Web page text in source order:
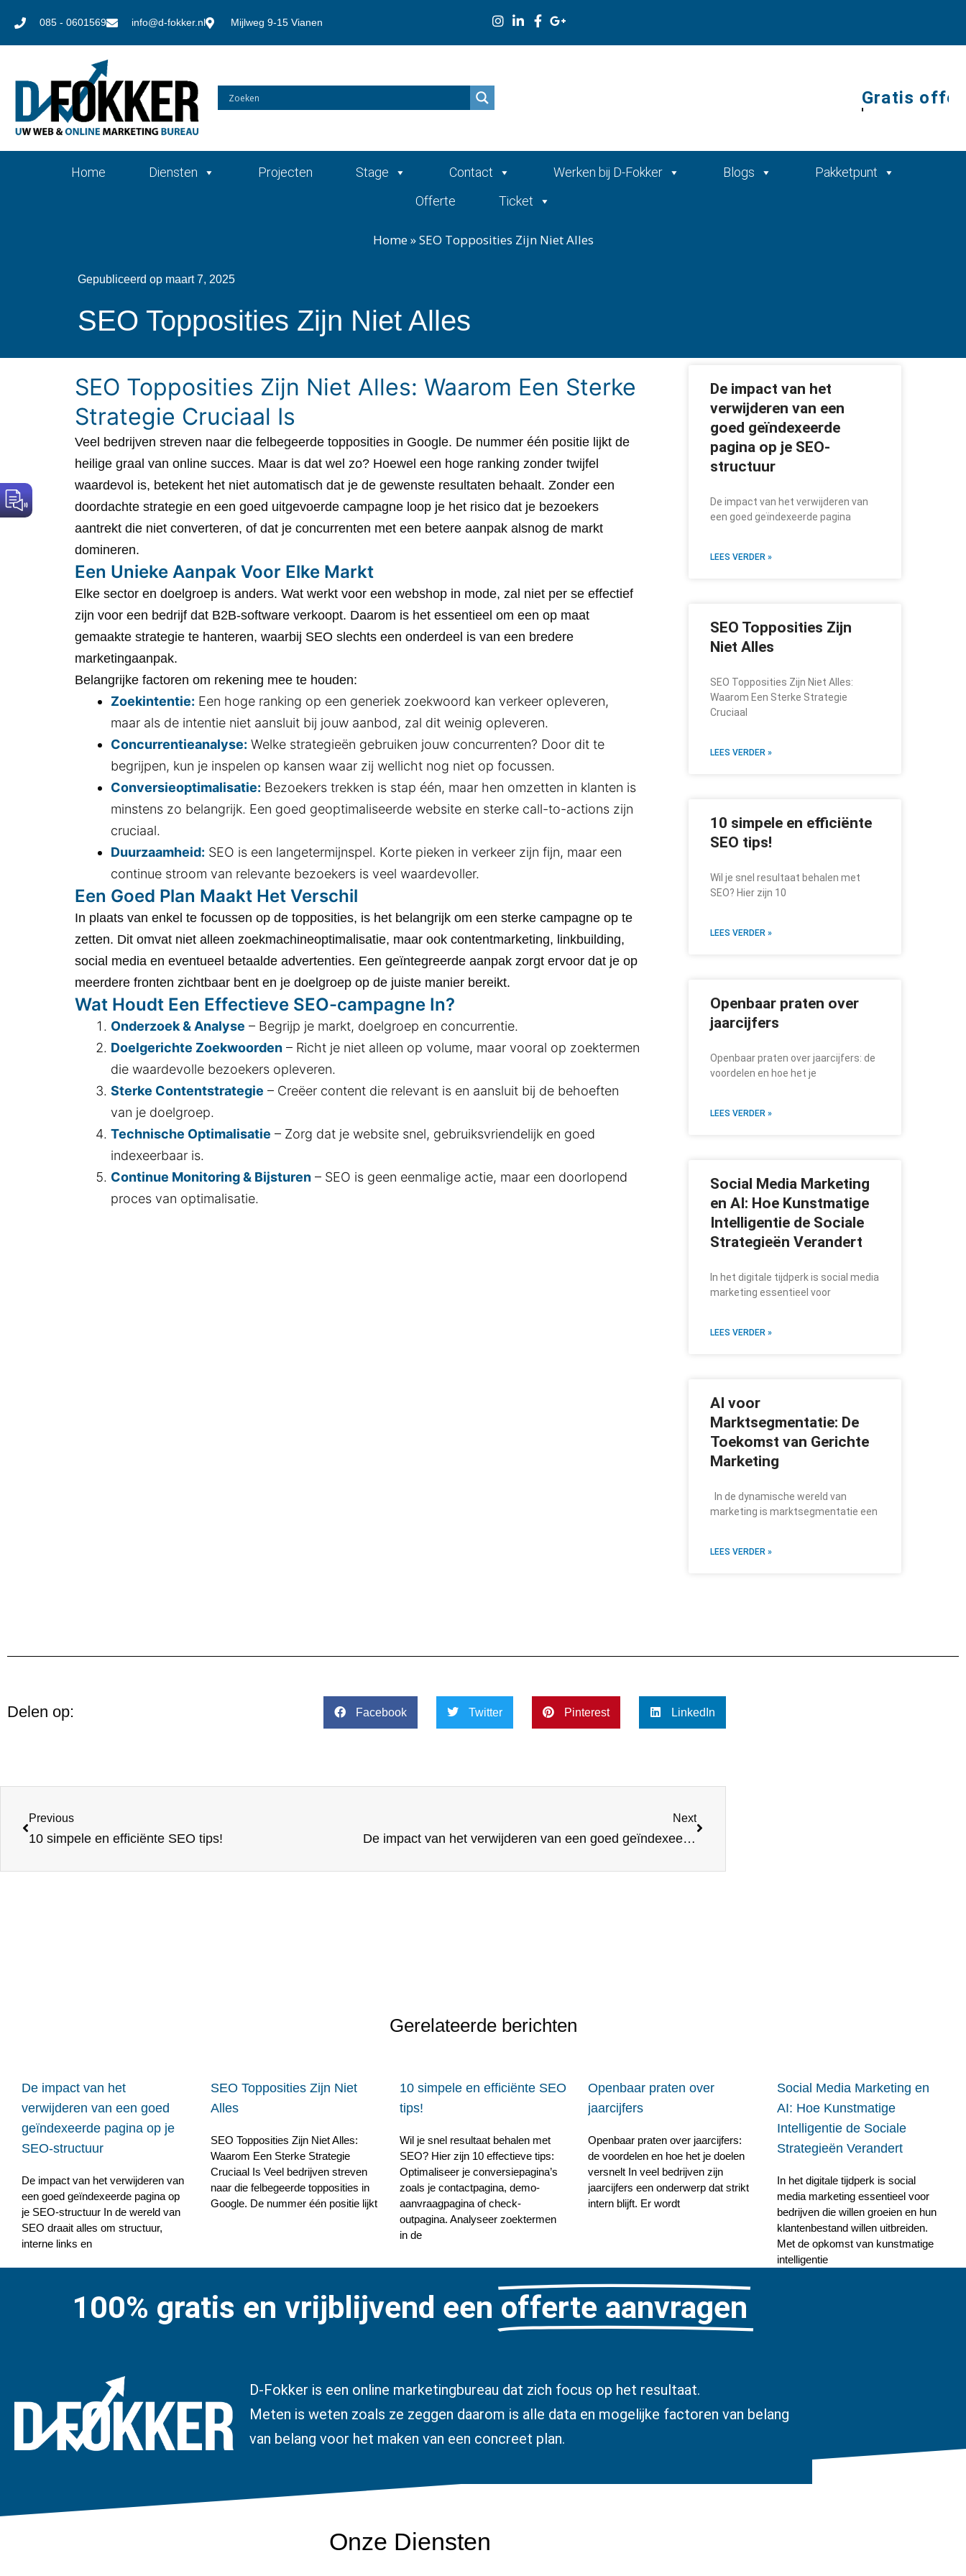
085 - 0601569 info@d-fokker.nl Mijlweg 9-15 Vianen
Gratis offerte
Home Diensten Projecten Stage Contact Werken bij D-Fokker Blogs
Pakketpunt
Offerte
Ticket
Home»SEO Topposities Zijn Niet Alles
Gepubliceerd op maart 7, 2025
SEO Topposities Zijn Niet Alles
SEO Topposities Zijn Niet Alles: Waarom Een Sterke
Strategie Cruciaal Is
Veel bedrijven streven naar die felbegeerde topposities in Google. De nummer één positie lijkt de
heilige graal van online succes. Maar is dat wel zo? Hoewel een hoge ranking zonder twijfel
waardevol is, betekent het niet automatisch dat je de gewenste resultaten behaalt. Zonder een
doordachte strategie en een goed uitgevoerde campagne loop je het risico dat je bezoekers
aantrekt die niet converteren, of dat je concurrenten met een betere aanpak alsnog de markt
domineren.
Een Unieke Aanpak Voor Elke Markt
Elke sector en doelgroep is anders. Wat werkt voor een webshop in mode, zal niet per se effectief
zijn voor een bedrijf dat B2B-software verkoopt. Daarom is het essentieel om een op maat
gemaakte strategie te hanteren, waarbij SEO slechts een onderdeel is van een bredere
marketingaanpak.
Belangrijke factoren om rekening mee te houden:
Zoekintentie: Een hoge ranking op een generiek zoekwoord kan verkeer opleveren,
maar als de intentie niet aansluit bij jouw aanbod, zal dit weinig opleveren.
Concurrentieanalyse: Welke strategieën gebruiken jouw concurrenten? Door dit te
begrijpen, kun je inspelen op kansen waar zij wellicht nog niet op focussen.
Conversieoptimalisatie: Bezoekers trekken is stap één, maar hen omzetten in klanten is
minstens zo belangrijk. Een goed geoptimaliseerde website en sterke call-to-actions zijn
cruciaal.
Duurzaamheid: SEO is een langetermijnspel. Korte pieken in verkeer zijn fijn, maar een
continue stroom van relevante bezoekers is veel waardevoller.
Een Goed Plan Maakt Het Verschil
In plaats van enkel te focussen op de topposities, is het belangrijk om een sterke campagne op te
zetten. Dit omvat niet alleen zoekmachineoptimalisatie, maar ook contentmarketing, linkbuilding,
social media en eventueel betaalde advertenties. Een geïntegreerde aanpak zorgt ervoor dat je op
meerdere fronten zichtbaar bent en je doelgroep op de juiste manier bereikt.
Wat Houdt Een Effectieve SEO-campagne In?
Onderzoek & Analyse – Begrijp je markt, doelgroep en concurrentie.
Doelgerichte Zoekwoorden – Richt je niet alleen op volume, maar vooral op zoektermen
die waardevolle bezoekers opleveren.
Sterke Contentstrategie – Creëer content die relevant is en aansluit bij de behoeften
van je doelgroep.
Technische Optimalisatie – Zorg dat je website snel, gebruiksvriendelijk en goed
indexeerbaar is.
Continue Monitoring & Bijsturen – SEO is geen eenmalige actie, maar een doorlopend
proces van optimalisatie.
De impact van het
verwijderen van een
goed geïndexeerde
pagina op je SEO-
structuur
De impact van het verwijderen van
een goed geïndexeerde pagina
LEES VERDER »
SEO Topposities Zijn
Niet Alles
SEO Topposities Zijn Niet Alles:
Waarom Een Sterke Strategie
Cruciaal
LEES VERDER »
10 simpele en efficiënte
SEO tips!
Wil je snel resultaat behalen met
SEO? Hier zijn 10
LEES VERDER »
Openbaar praten over
jaarcijfers
Openbaar praten over jaarcijfers: de
voordelen en hoe het je
LEES VERDER »
Social Media Marketing
en AI: Hoe Kunstmatige
Intelligentie de Sociale
Strategieën Verandert
In het digitale tijdperk is social media
marketing essentieel voor
LEES VERDER »
AI voor
Marktsegmentatie: De
Toekomst van Gerichte
Marketing
In de dynamische wereld van
marketing is marktsegmentatie een
LEES VERDER »
Delen op: Facebook Twitter Pinterest LinkedIn
Previous
10 simpele en efficiënte SEO tips!
Next
De impact van het verwijderen van een goed geïndexeerde pagina op je SEO-structuur
Gerelateerde berichten
De impact van het
verwijderen van een goed
geïndexeerde pagina op je
SEO-structuur
De impact van het verwijderen van
een goed geïndexeerde pagina op
je SEO-structuur In de wereld van
SEO draait alles om structuur,
interne links en
SEO Topposities Zijn Niet
Alles
SEO Topposities Zijn Niet Alles:
Waarom Een Sterke Strategie
Cruciaal Is Veel bedrijven streven
naar die felbegeerde topposities in
Google. De nummer één positie lijkt
10 simpele en efficiënte SEO
tips!
Wil je snel resultaat behalen met
SEO? Hier zijn 10 effectieve tips:
Optimaliseer je conversiepagina’s
zoals je contactpagina, demo-
aanvraagpagina of check-
outpagina. Analyseer zoektermen
in de
Openbaar praten over
jaarcijfers
Openbaar praten over jaarcijfers:
de voordelen en hoe het je doelen
versnelt In veel bedrijven zijn
jaarcijfers een onderwerp dat strikt
intern blijft. Er wordt
Social Media Marketing en
AI: Hoe Kunstmatige
Intelligentie de Sociale
Strategieën Verandert
In het digitale tijdperk is social
media marketing essentieel voor
bedrijven die willen groeien en hun
klantenbestand willen uitbreiden.
Met de opkomst van kunstmatige
intelligentie
100% gratis en vrijblijvend een offerte aanvragen
D-Fokker is een online marketingbureau dat zich focus op het resultaat.
Meten is weten zoals ze zeggen daarom is alle data en mogelijke factoren van belang
van belang voor het maken van een concreet plan.
Onze Diensten